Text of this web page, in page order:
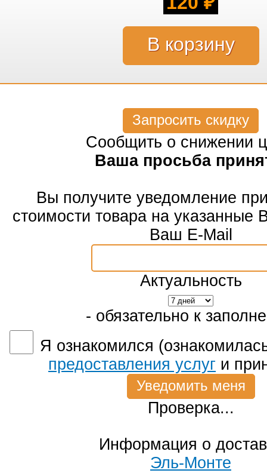
Запросить скидку
Сообщить о снижении
Ваша просьба
Вы получите уведомление
стоимости товара на указанные
Ваш E-Mail
Актуальность
- обязательно к
Я ознакомился
предоставления услуг и
Проверка...
Информация о
Эль-Монте